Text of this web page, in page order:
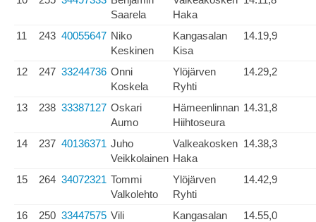
Saarela
Haka
11 243 40055647 Niko
Keskinen
Kangasalan
Kisa
14.19,9
12 247 33244736 Onni
Koskela
Ylöjärven
Ryhti
14.29,2
13 238 33387127 Oskari
Aumo
Hämeenlinnan
Hiihtoseura
14.31,8
14 237 40136371 Juho
Veikkolainen
Valkeakosken
Haka
14.38,3
15 264 34072321 Tommi
Valkolehto
Ylöjärven
Ryhti
14.42,9
16 250 33447575 Vili
Kangasalan
14.55,0